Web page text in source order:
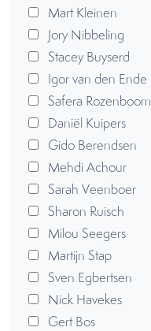
Mart Kleinen
Jory Nibbeling
Stacey Buyserd
Igor van den Ende
Safera Rozenboom
Daniël Kuipers
Gido Berendsen
Mehdi Achour
Sarah Veenboer
Sharon Ruisch
Milou Seegers
Martijn Stap
Sven Egbertsen
Nick Havekes
Gert Bos